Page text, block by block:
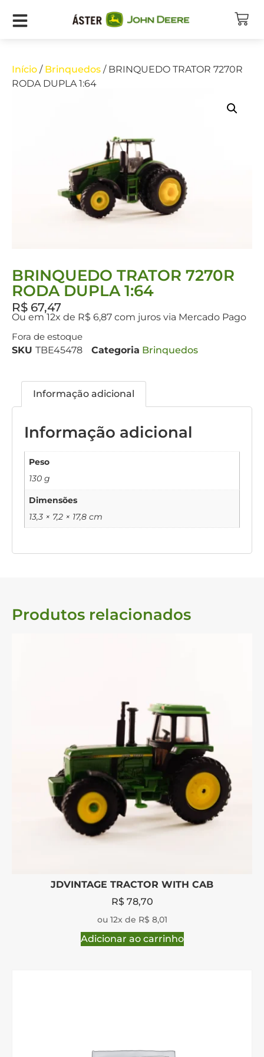
Início / Brinquedos / BRINQUEDO TRATOR 7270R
RODA DUPLA 1:64
BRINQUEDO TRATOR 7270R
RODA DUPLA 1:64
R$ 67,47
Ou em 12x de R$ 6,87 com juros via Mercado Pago
Fora de estoque
SKU TBE45478 Categoria Brinquedos
Informação adicional
Informação adicional
Peso
130 g
Dimensões
13,3 × 7,2 × 17,8 cm
Produtos relacionados
JDVINTAGE TRACTOR WITH CAB
R$78,70
ou 12x de R$ 8,01
Adicionar ao carrinho